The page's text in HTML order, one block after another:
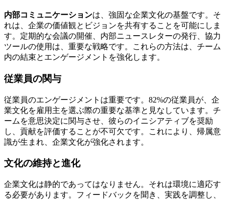
内部コミュニケーションは、強固な企業文化の基盤です。そ
れは、企業の価値観とビジョンを共有することを可能にしま
す。定期的な会議の開催、内部ニュースレターの発行、協力
ツールの使用は、重要な戦略です。これらの方法は、チーム
内の結束とエンゲージメントを強化します。
従業員の関与
従業員のエンゲージメントは重要です。82%の従業員が、企
業文化を雇用主を選ぶ際の重要な基準と見なしています。チ
ームを意思決定に関与させ、彼らのイニシアティブを奨励
し、貢献を評価することが不可欠です。これにより、帰属意
識が生まれ、企業文化が強化されます。
文化の維持と進化
企業文化は静的であってはなりません。それは環境に適応す
る必要があります。フィードバックを聞き、実践を調整し、